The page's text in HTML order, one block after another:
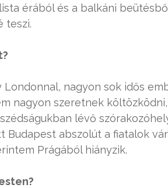
érából és a balkáni
teszi.
nagyon sok idős
nagyon szeretnek
lévő
Budapest abszolút a fiatalok
Prágából hiányzik.